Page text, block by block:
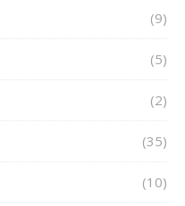
(9)
(5)
(2)
(35)
(10)